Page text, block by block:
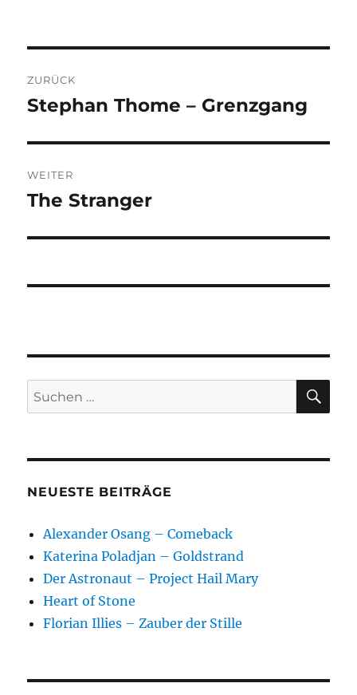
ZURÜCK
Vorheriger
Stephan Thome – Grenzgang
WEITER
Nächster
The Stranger
Suchen
nach:
NEUESTE BEITRÄGE
Alexander Osang – Comeback
Katerina Poladjan – Goldstrand
Der Astronaut – Project Hail Mary
Heart of Stone
Florian Illies – Zauber der Stille